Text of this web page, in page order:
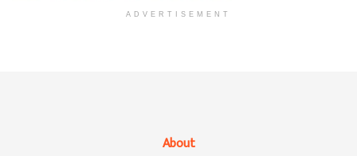
ADVERTISEMENT
About